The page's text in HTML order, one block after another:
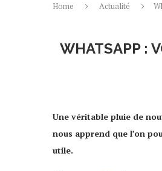
Home Actualité
WHATSAPP :
Une véritable pluie de
nous apprend que l’on
utile.